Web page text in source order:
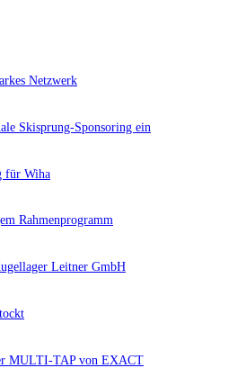
Netzwerk
Skisprung-Sponsoring ein
für Wiha
Rahmenprogramm
Leitner GmbH
MULTI-TAP von EXACT